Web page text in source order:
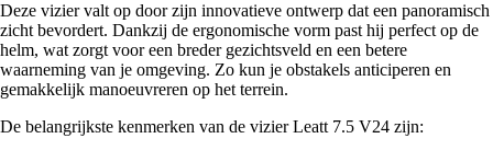
Deze vizier valt op door zijn innovatieve ontwerp dat een panoramisch
zicht bevordert. Dankzij de ergonomische vorm past hij perfect op de
helm, wat zorgt voor een breder gezichtsveld en een betere
waarneming van je omgeving. Zo kun je obstakels anticiperen en
gemakkelijk manoeuvreren op het terrein.
De belangrijkste kenmerken van de vizier Leatt 7.5 V24 zijn: